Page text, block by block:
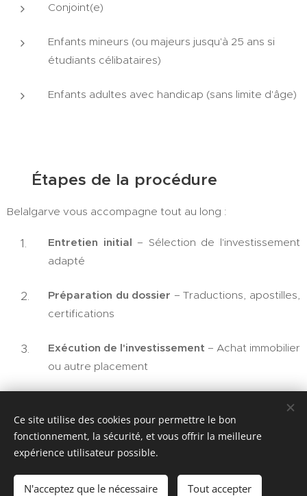
Conjoint(e)
Enfants mineurs (ou majeurs jusqu'à 25 ans si
étudiants célibataires)
Enfants adultes avec handicap (sans limite d'âge)
📋 Étapes de la procédure
Belalgarve vous accompagne tout au long :
Entretien initial – Sélection de l'investissement
adapté
Préparation du dossier – Traductions, apostilles,
certifications
Exécution de l'investissement – Achat immobilier
ou autre placement
chypriotes
Décision initiale– Environ 2 mois après dépôt
Obtention du titre de résidence– Carte de
Ce site utilise des cookies pour permettre le bon
fonctionnement, la sécurité, et vous offrir la meilleure
expérience utilisateur possible.
N'acceptez que le nécessaire Tout accepter